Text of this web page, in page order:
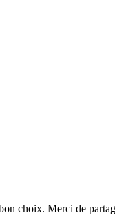
choix. Merci de